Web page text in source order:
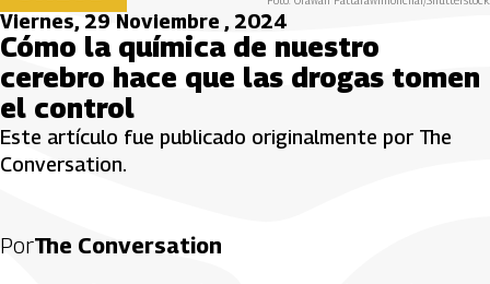
Viernes, 29 Noviembre , 2024
Cómo la química de nuestro
cerebro hace que las drogas tomen
el control
Este artículo fue publicado originalmente por The
Conversation.
PorThe Conversation